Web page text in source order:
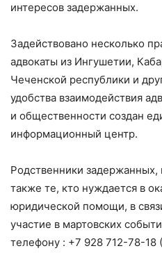
интересов задержанных.
Задействовано несколько
адвокаты из Ингушетии,
Чеченской республики и
удобства взаимодействия
и общественности создан
информационный центр.
Родственники
также те, кто нуждается в
юридической помощи, в
участие в мартовских
телефону : +7 928 712-78-